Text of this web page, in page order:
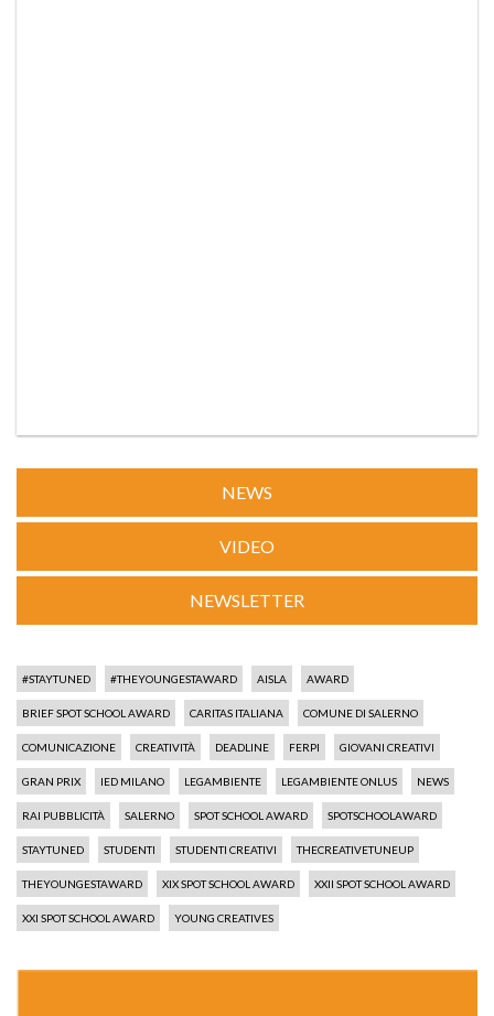
NEWS
VIDEO
NEWSLETTER
#STAYTUNED #THEYOUNGESTAWARD AISLA AWARD
BRIEF SPOT SCHOOL AWARD CARITAS ITALIANA COMUNE DI SALERNO
COMUNICAZIONE CREATIVITÀ DEADLINE FERPI GIOVANI CREATIVI
GRAN PRIX IED MILANO LEGAMBIENTE LEGAMBIENTE ONLUS NEWS
RAI PUBBLICITÀ SALERNO SPOT SCHOOL AWARD SPOTSCHOOLAWARD
STAYTUNED STUDENTI STUDENTI CREATIVI THECREATIVETUNEUP
THEYOUNGESTAWARD XIX SPOT SCHOOL AWARD XXII SPOT SCHOOL AWARD
XXI SPOT SCHOOL AWARD YOUNG CREATIVES